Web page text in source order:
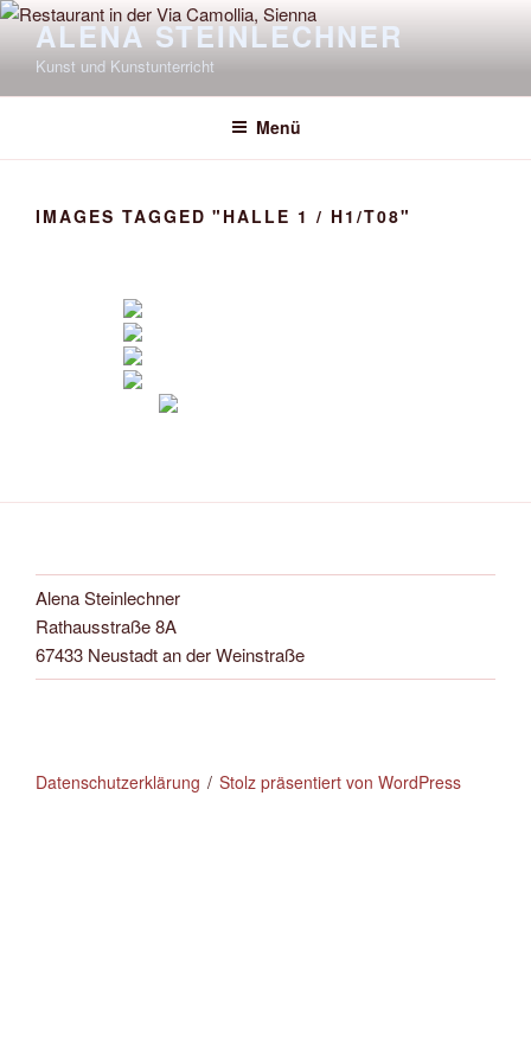
Zum
Inhalt
springen
ALENA STEINLECHNER
Kunst und Kunstunterricht
Menü
IMAGES TAGGED "HALLE 1 / H1/T08"
Alena Steinlechner
Rathausstraße 8A
67433 Neustadt an der Weinstraße
Datenschutzerklärung Stolz präsentiert von WordPress